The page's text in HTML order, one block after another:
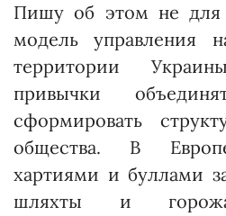
Пишу об этом не для
модель управления
территории
привычки
сформировать
общества. В
хартиями и буллами
шляхты и